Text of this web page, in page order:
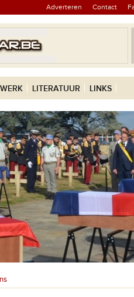
Adverteren Contact
LITERATUUR LINKS